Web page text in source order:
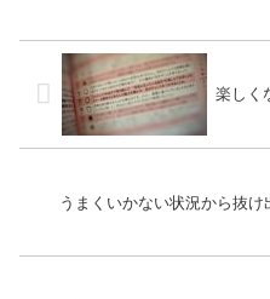
楽しく
うまくいかない状況から抜け